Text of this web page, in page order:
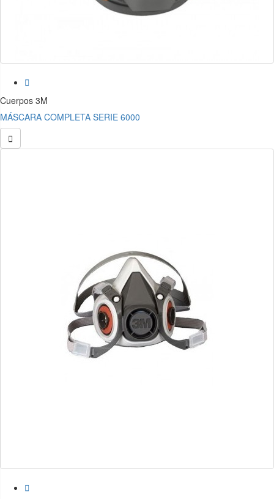

Cuerpos 3M
MÁSCARA COMPLETA SERIE 6000

